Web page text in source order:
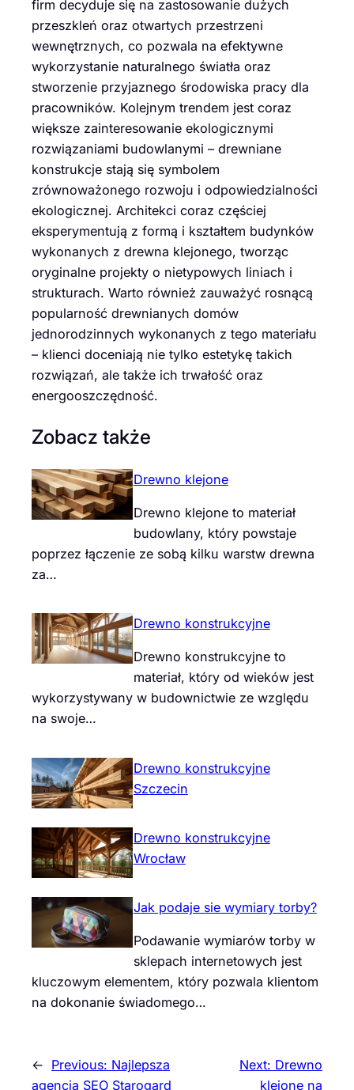
firm decyduje się na zastosowanie dużych
przeszkleń oraz otwartych przestrzeni
wewnętrznych, co pozwala na efektywne
wykorzystanie naturalnego światła oraz
stworzenie przyjaznego środowiska pracy dla
pracowników. Kolejnym trendem jest coraz
większe zainteresowanie ekologicznymi
rozwiązaniami budowlanymi – drewniane
konstrukcje stają się symbolem
zrównoważonego rozwoju i odpowiedzialności
ekologicznej. Architekci coraz częściej
eksperymentują z formą i kształtem budynków
wykonanych z drewna klejonego, tworząc
oryginalne projekty o nietypowych liniach i
strukturach. Warto również zauważyć rosnącą
popularność drewnianych domów
jednorodzinnych wykonanych z tego materiału
– klienci doceniają nie tylko estetykę takich
rozwiązań, ale także ich trwałość oraz
energooszczędność.
Zobacz także
Drewno klejone
Drewno klejone to materiał
budowlany, który powstaje
poprzez łączenie ze sobą kilku warstw drewna
za…
Drewno konstrukcyjne
Drewno konstrukcyjne to
materiał, który od wieków jest
wykorzystywany w budownictwie ze względu
na swoje…
Drewno konstrukcyjne
Szczecin
Drewno konstrukcyjne
Wrocław
Jak podaje sie wymiary torby?
Podawanie wymiarów torby w
sklepach internetowych jest
kluczowym elementem, który pozwala klientom
na dokonanie świadomego…
← Previous: Najlepsza
agencja SEO Starogard
Next: Drewno
klejone na